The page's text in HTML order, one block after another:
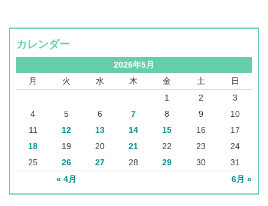
カレンダー
2026年5月
月
火 水 木 金 土 日
« 4月 6月 »
1 2
3
4
5 6 7 8 9
10
11
12 13 14 15 16
17
18
19 20 21 22 23
24
25
26 27 28 29 30 31